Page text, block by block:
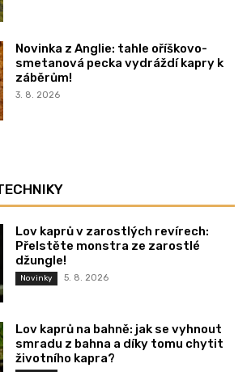
Novinka z Anglie: tahle oříškovo-
smetanová pecka vydráždí kapry k
záběrům!
3. 8. 2026
Lov kaprů v zarostlých revírech:
Přelstěte monstra ze zarostlé
džungle!
Novinky 5. 8. 2026
Lov kaprů na bahně: jak se vyhnout
smradu z bahna a díky tomu chytit
životního kapra?